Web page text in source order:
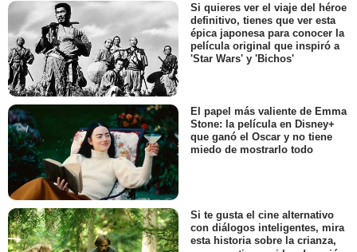
Si quieres ver el viaje del héroe
definitivo, tienes que ver esta
épica japonesa para conocer la
película original que inspiró a
'Star Wars' y 'Bichos'
El papel más valiente de Emma
Stone: la película en Disney+
que ganó el Oscar y no tiene
miedo de mostrarlo todo
Si te gusta el cine alternativo
con diálogos inteligentes, mira
esta historia sobre la crianza,